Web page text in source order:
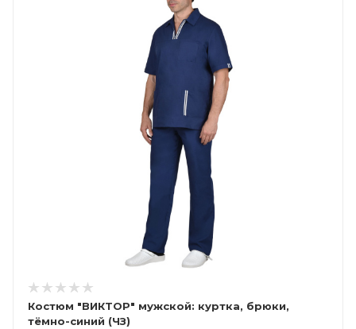
Костюм "ВИКТОР" мужской: куртка, брюки,
тёмно-синий (ЧЗ)